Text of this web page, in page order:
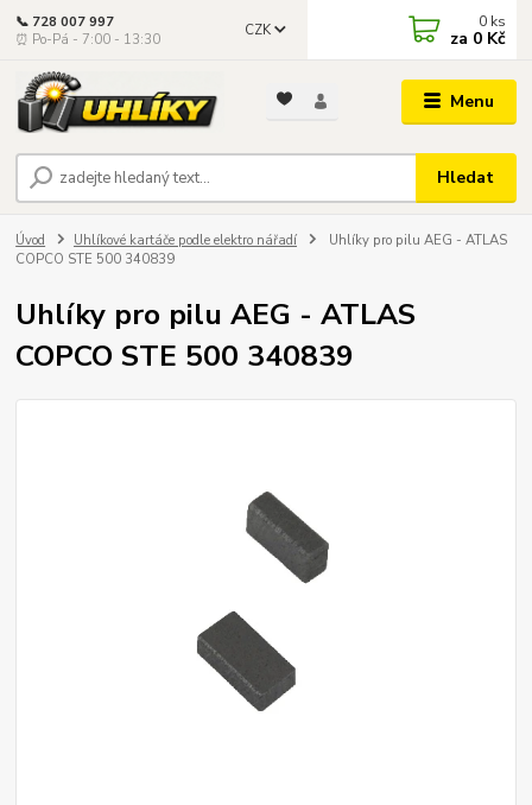
Menu
CZK
Hledat
📞 728 007 997
⏰ Po-Pá - 7:00 - 13:30
0 ks
za 0 Kč
Úvod Uhlíkové kartáče podle elektro nářadí
Uhlíky pro pilu AEG - ATLAS
COPCO STE 500 340839
Uhlíky pro pilu AEG - ATLAS
COPCO STE 500 340839